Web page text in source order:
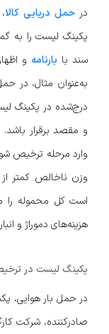
در حمل دریایی کالا
پکینگ لیست را به
سند با بارنامه و
به‌عنوان مثال، در
درج‌شده در پکینگ
و مقصد برقرار
وارد مرحله ترخیص
وزن ناخالص کمتر
است کل محموله را
هزینه‌های دموراژ و
پکینگ لیست در
در حمل بار هوایی،
صادرکننده، شرکت